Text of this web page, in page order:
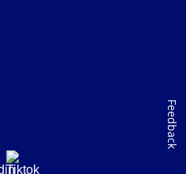
Feedback